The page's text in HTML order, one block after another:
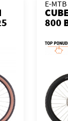
E-
800